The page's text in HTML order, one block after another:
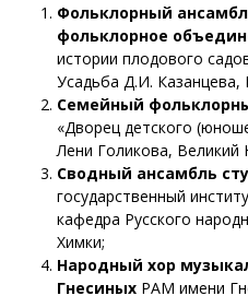
Фольклорный
фольклорное
истории плодового
Усадьба Д.И. Казанцева,
Семейный
«Дворец детского
Лени Голикова, Великий
Сводный ансамбль
государственный
кафедра Русского
Химки;
Народный хор
Гнесиных РАМ имени